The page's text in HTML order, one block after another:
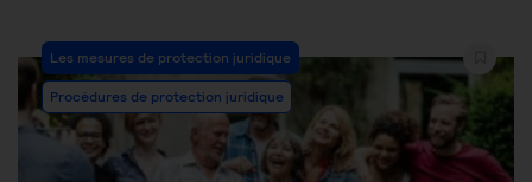
Post
Category:
Les mesures de protection juridique
Procédures de protection juridique